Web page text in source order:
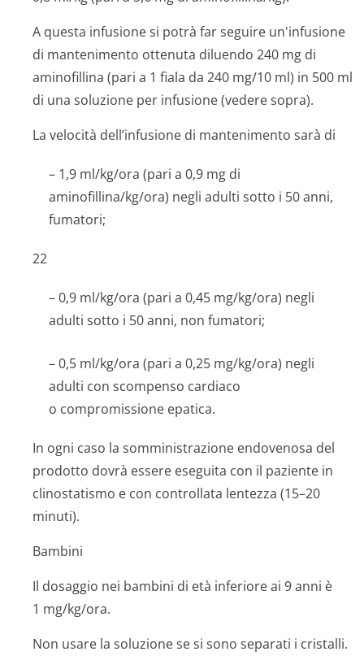
A questa infusione si potrà far seguire un'infusione
di mantenimento ottenuta diluendo 240 mg di
aminofillina (pari a 1 fiala da 240 mg/10 ml) in 500 ml
di una soluzione per infusione (vedere sopra).
La velocità dell’infusione di mantenimento sarà di
– 1,9 ml/kg/ora (pari a 0,9 mg di
aminofillina/kg/o­ra) negli adulti sotto i 50 anni,
fumatori;
22
– 0,9 ml/kg/ora (pari a 0,45 mg/kg/ora) negli
adulti sotto i 50 anni, non fumatori;
– 0,5 ml/kg/ora (pari a 0,25 mg/kg/ora) negli
adulti con scompenso cardiaco
o compromissione epatica.
In ogni caso la somministrazione endovenosa del
prodotto dovrà essere eseguita con il paziente in
clinostatismo e con controllata lentezza (15–20
minuti).
Bambini
Il dosaggio nei bambini di età inferiore ai 9 anni è
1 mg/kg/ora.
Non usare la soluzione se si sono separati i cristalli.